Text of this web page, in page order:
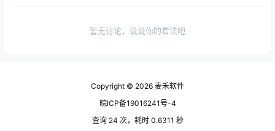
暂无讨论，说说你的看法吧
Copyright © 2026 麦禾软件
皖ICP备19016241号-4
查询 24 次，耗时 0.6311 秒